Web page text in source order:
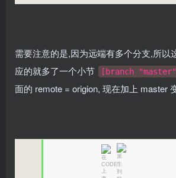
需要注意的是,因为远端有多个分支,所以
应的就多了一个小节
[branch
面的 remote = origion, 现在加上 master